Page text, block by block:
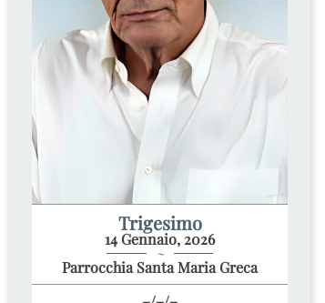
Trigesimo
14 Gennaio, 2026
~
Parrocchia Santa Maria Greca